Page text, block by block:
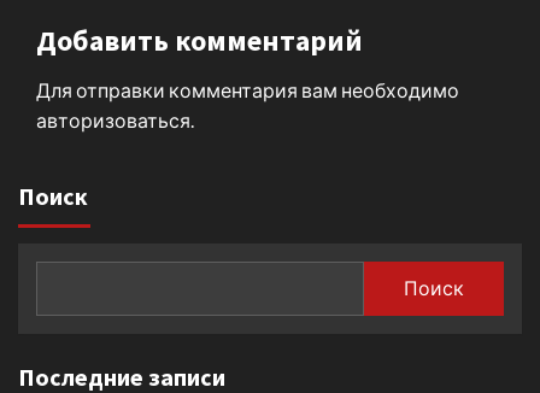
Добавить комментарий
Для отправки комментария вам необходимо
авторизоваться
Поиск
Поиск
Последние записи